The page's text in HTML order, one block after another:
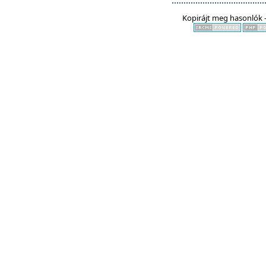
Kopirájt meg hasonlók